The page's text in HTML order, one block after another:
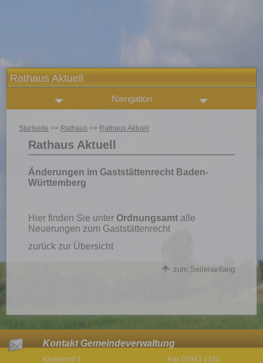
Rathaus Aktuell
Navigation
Startseite >> Rathaus >> Rathaus Aktuell
Rathaus Aktuell
Änderungen im Gaststättenrecht Baden-
Württemberg
Hier finden Sie unter Ordnungsamtalle
Neuerungen zum Gaststättenrecht
zurück zur Übersicht
zum Seitenanfang
Kontakt Gemeindeverwaltung
Klosterhof 1 Fax 07943 1420